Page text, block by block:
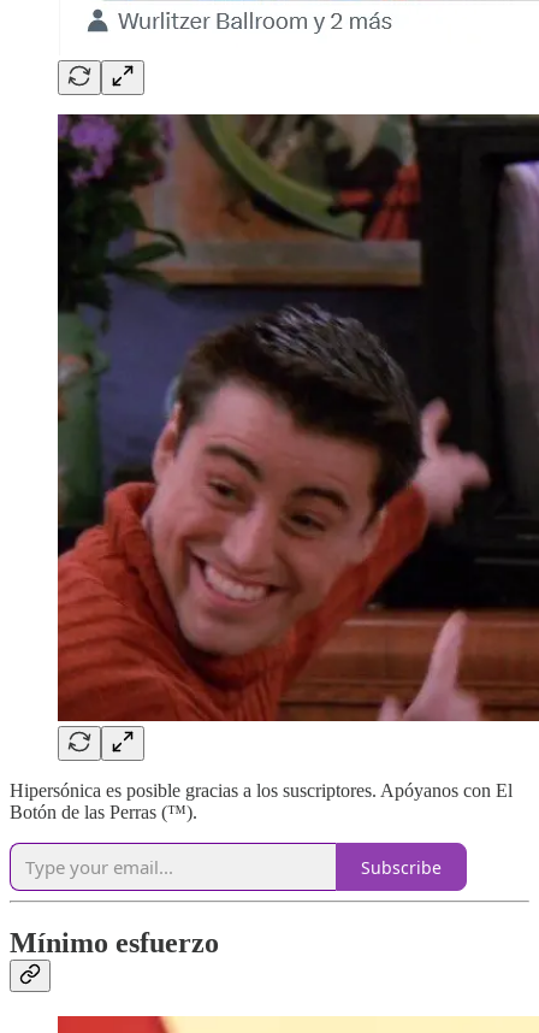
Hipersónica es posible gracias a los suscriptores. Apóyanos con El
Botón de las Perras (™).
Subscribe
Mínimo esfuerzo